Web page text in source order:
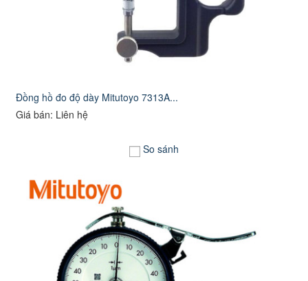
Đồng hồ đo độ dày Mitutoyo 7313A...
Giá bán: Liên hệ
So sánh